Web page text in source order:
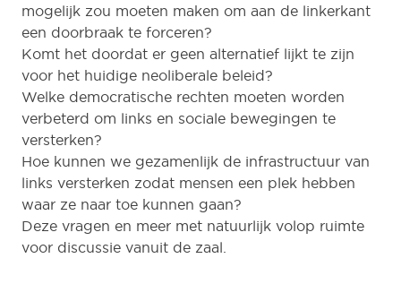
mogelijk zou moeten maken om aan de linkerkant
een doorbraak te forceren?
Komt het doordat er geen alternatief lijkt te zijn
voor het huidige neoliberale beleid?
Welke democratische rechten moeten worden
verbeterd om links en sociale bewegingen te
versterken?
Hoe kunnen we gezamenlijk de infrastructuur van
links versterken zodat mensen een plek hebben
waar ze naar toe kunnen gaan?
Deze vragen en meer met natuurlijk volop ruimte
voor discussie vanuit de zaal.